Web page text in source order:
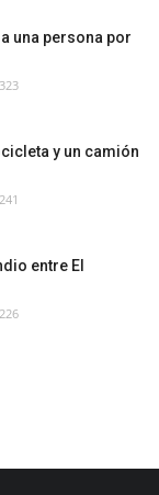
una persona por
323
y un camión
241
entre El
226